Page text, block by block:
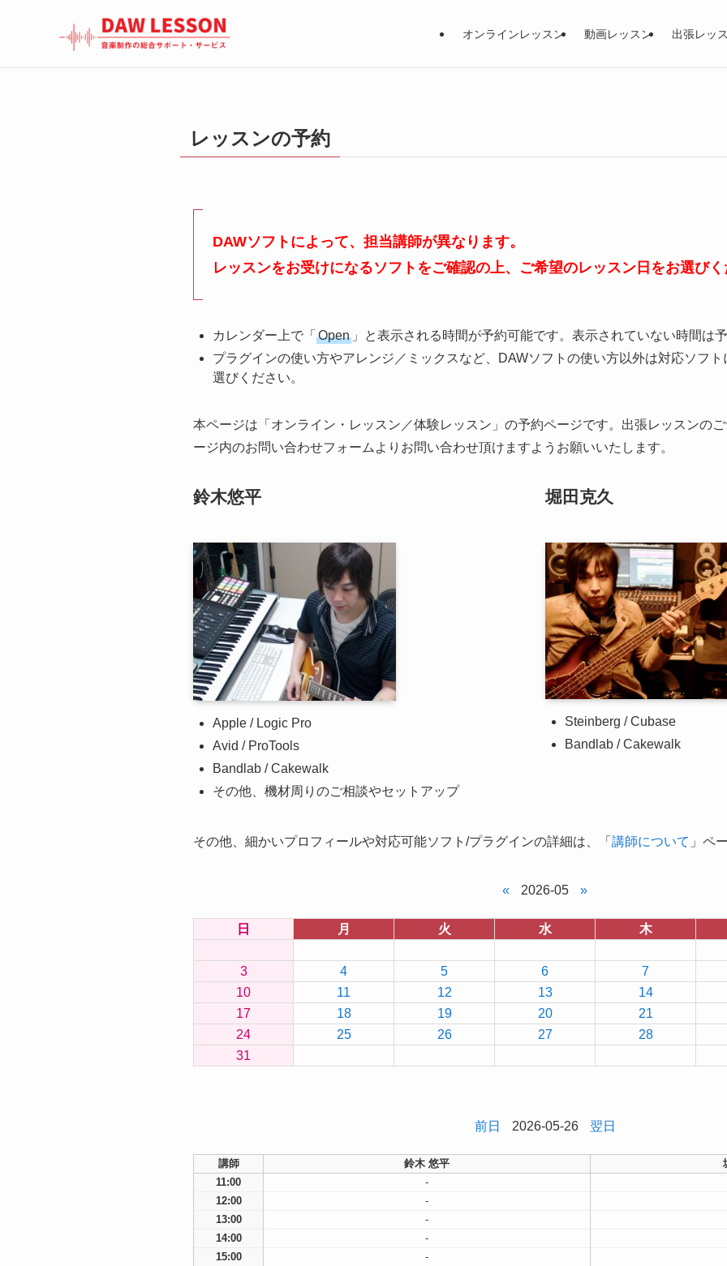
オンラインレッスン 動画レッスン 出張レッ
レッスンの予約
DAWソフトによって、担当講師が異なります。
レッスンをお受けになるソフトをご確認の上、ご希望のレッスン日をお選びく
カレンダー上で「 Open 」と表示される時間が予約可能です。表示されていない時間は
プラグインの使い方やアレンジ／ミックスなど、DAWソフトの使い方以外は対応ソフ
選びください。
本ページは「オンライン・レッスン／体験レッスン」の予約ページです。出張レッスンのご
ージ内のお問い合わせフォームよりお問い合わせ頂けますようお願いいたします。
鈴木悠平
Apple / Logic Pro
Avid / ProTools
Bandlab / Cakewalk
その他、機材周りのご相談やセットアップ
堀田克久
Steinberg / Cubase
Bandlab / Cakewalk
その他、細かいプロフィールや対応可能ソフト/プラグインの詳細は、「 講師について 」ペ
« 2026-05 »
日 月 火 水 木
3
4 5 6 7
10
11 12 13 14
17
18 19 20 21
24
25 26 27 28
31
前日 2026-05-26 翌日
講師 鈴木 悠平
11:00
-
12:00
-
13:00
-
14:00
-
15:00
-